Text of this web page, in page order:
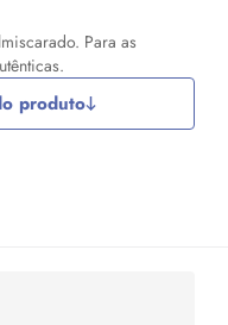
Para as
produto